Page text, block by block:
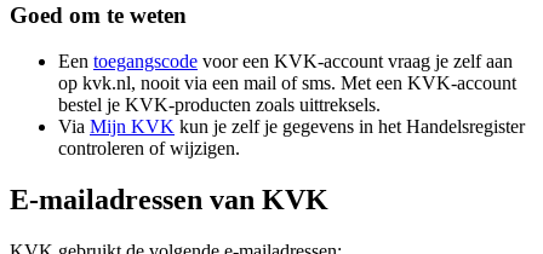
Goed om te weten
Een toegangscode voor een KVK-account vraag je zelf aan
op kvk.nl, nooit via een mail of sms. Met een KVK-account
bestel je KVK-producten zoals uittreksels.
Via Mijn KVK kun je zelf je gegevens in het Handelsregister
controleren of wijzigen.
E-mailadressen van KVK